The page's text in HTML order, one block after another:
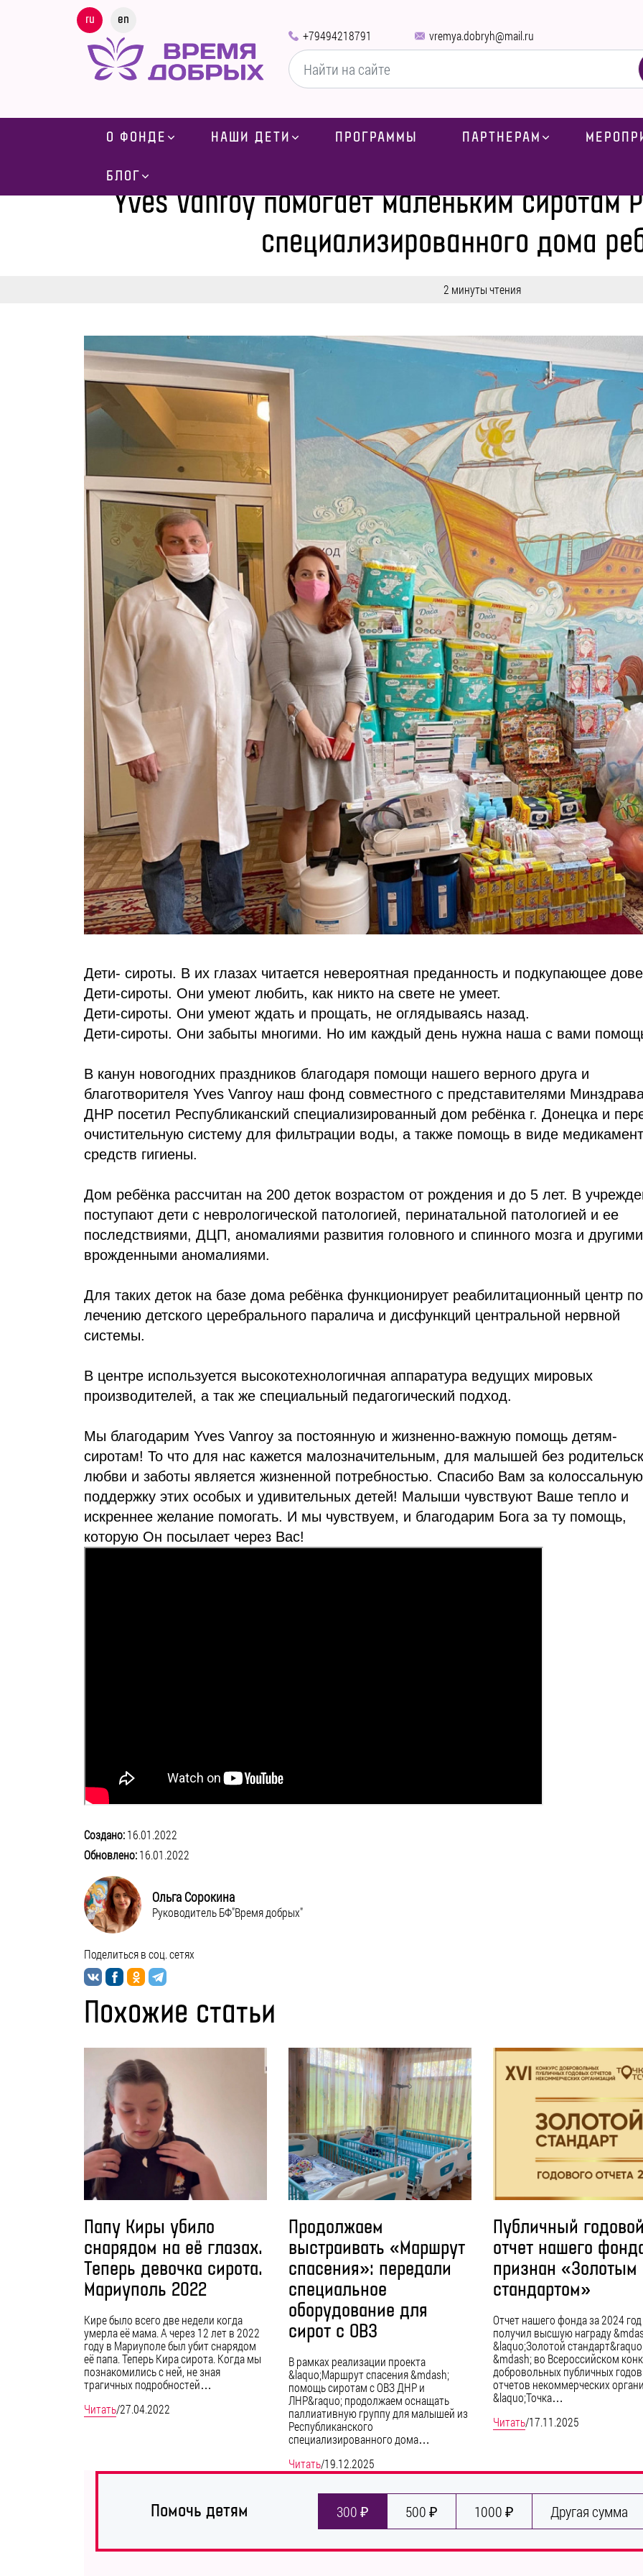
ru en
+79494218791 vremya.dobryh@mail.ru
О ФОНДЕ НАШИ ДЕТИ ПРОГРАММЫ ПАРТНЕРАМ
БЛОГ
Yves Vanroy помогает маленьким сиротам
специализированного дома
2 минуты чтения
Дети- сироты. В их глазах читается невероятная преданность и подкупающее
Дети-сироты. Они умеют любить, как никто на свете не умеет.
Дети-сироты. Они умеют ждать и прощать, не оглядываясь назад.
Дети-сироты. Они забыты многими. Но им каждый день нужна наша с вами
В канун новогодних праздников благодаря помощи нашего верного друга и
благотворителя Yves Vanroy наш фонд совместного с представителями
ДНР посетил Республиканский специализированный дом ребёнка г. Донецка и
очистительную систему для фильтрации воды, а также помощь в виде
средств гигиены.
Дом ребёнка рассчитан на 200 деток возрастом от рождения и до 5 лет. В
поступают дети с неврологической патологией, перинатальной патологией и ее
последствиями, ДЦП, аномалиями развития головного и спинного мозга и другими
врожденными аномалиями.
Для таких деток на базе дома ребёнка функционирует реабилитационный центр по
лечению детского церебрального паралича и дисфункций центральной нервной
системы.
В центре используется высокотехнологичная аппаратура ведущих мировых
производителей, а так же специальный педагогический подход.
Мы благодарим Yves Vanroy за постоянную и жизненно-важную помощь детям-
сиротам! То что для нас кажется малозначительным, для малышей без
любви и заботы является жизненной потребностью. Спасибо Вам за колоссальную
поддержку этих особых и удивительных детей! Малыши чувствуют Ваше тепло и
искреннее желание помогать. И мы чувствуем, и благодарим Бога за ту помощь,
которую Он посылает через Вас!
Создано:16.01.2022
Обновлено:16.01.2022
Ольга Сорокина
Руководитель БФ"Время добрых"
Поделиться в соц. сетях
Похожие статьи
Папу Киры убило
снарядом на её глазах.
Теперь девочка сирота.
Мариуполь 2022
Кире было всего две недели когда
умерла её мама. А через 12 лет в 2022
году в Мариуполе был убит снарядом
её папа. Теперь Кира сирота. Когда мы
познакомились с ней, не зная
трагичных подробностей…
Читать/27.04.2022
Продолжаем
выстраивать «Маршрут
спасения»: передали
специальное
оборудование для
сирот с ОВЗ
В рамках реализации проекта
&laquo;Маршрут спасения &mdash;
помощь сиротам с ОВЗ ДНР и
ЛНР&raquo; продолжаем оснащать
паллиативную группу для малышей из
Республиканского
специализированного дома…
Читать/19.12.2025
Публичный
отчет нашего
признан «Золотым
стандартом»
Отчет нашего фонда за 2024 год
получил высшую награду
&laquo;Золотой
&mdash; во Всероссийском
добровольных публичных
отчетов некоммерческих
&laquo;Точка…
Читать/17.11.2025
Помочь детям 300 ₽ 500 ₽ 1000 ₽ Другая сумма